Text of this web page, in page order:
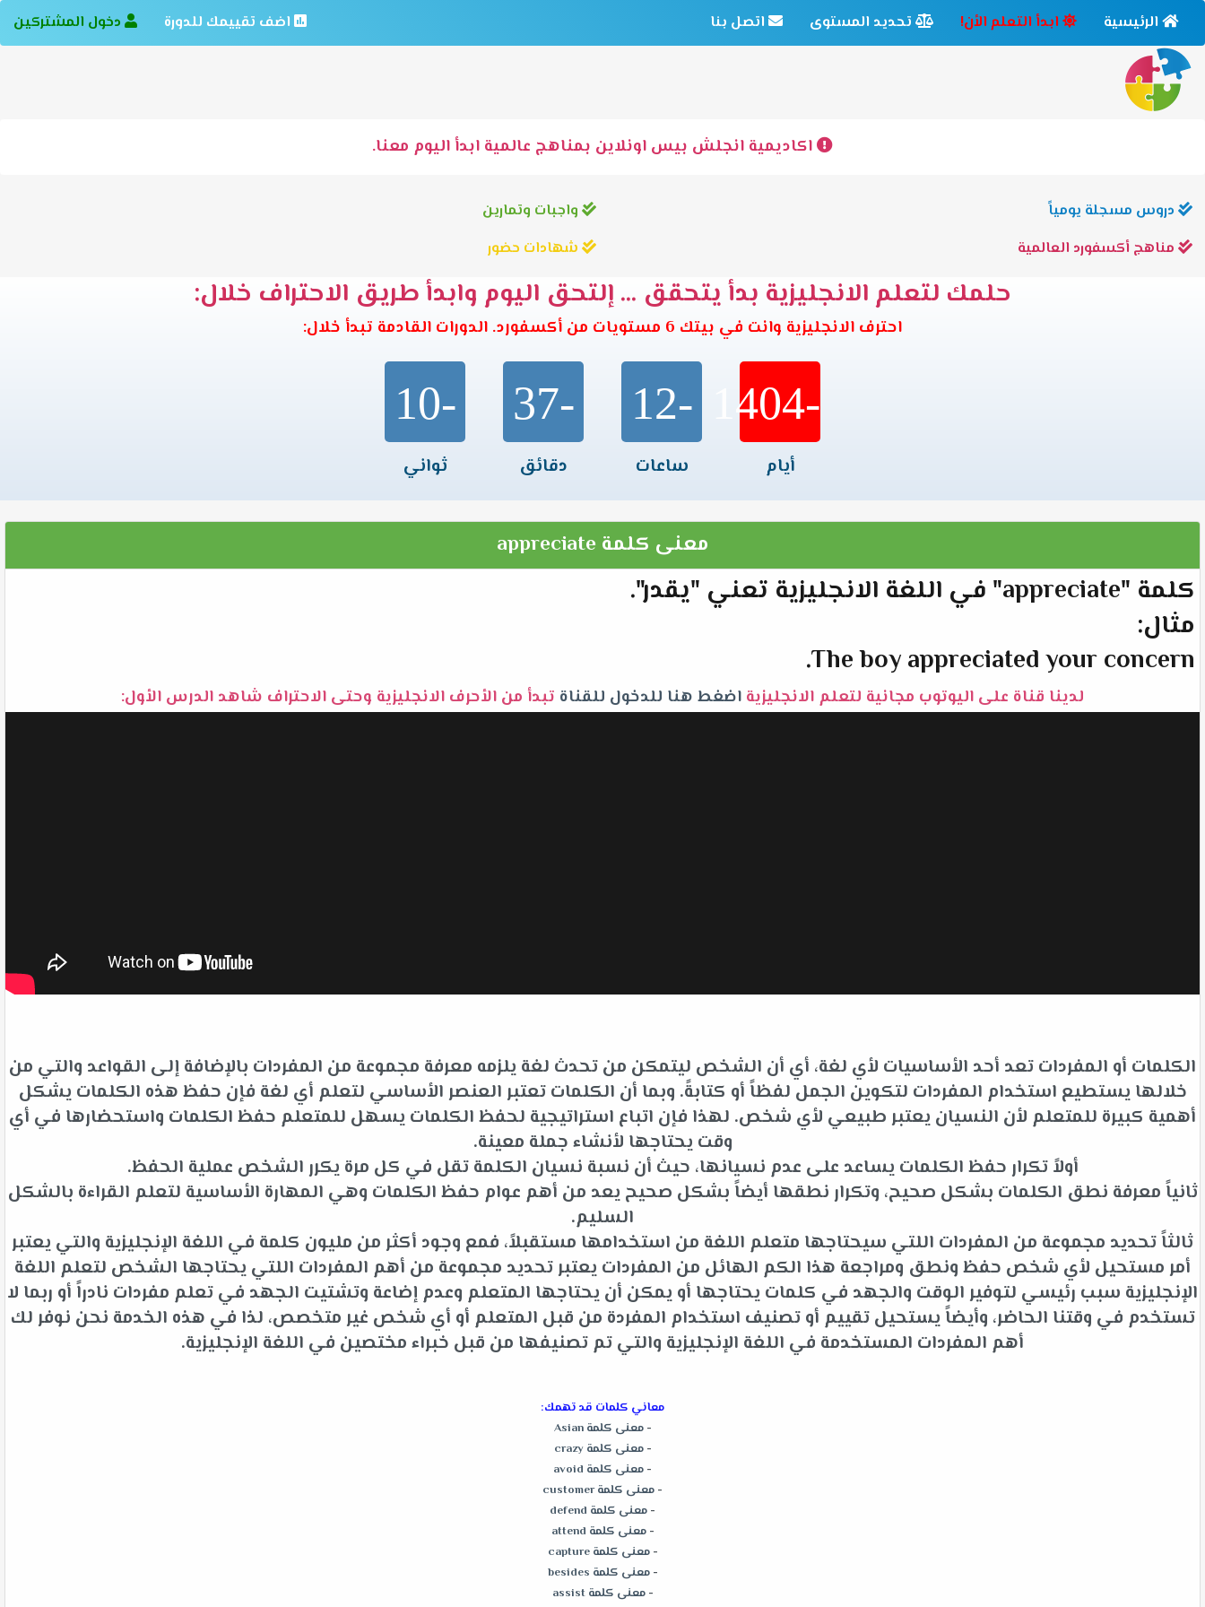
الرئيسية ابدأ التعلم الأن! تحديد المستوى اتصل بنا اضف تقييمك للدورة دخول المشتركين
اكاديمية انجلش بيس اونلاين بمناهج عالمية ابدأ اليوم معنا.
دروس مسجلة يومياً
واجبات وتمارين
مناهج أكسفورد العالمية
شهادات حضور
حلمك لتعلم الانجليزية بدأ يتحقق ... إلتحق اليوم وابدأ طريق الاحتراف خلال:
احترف الانجليزية وانت في بيتك 6 مستويات من أكسفورد. الدورات القادمة تبدأ خلال:
-1404
أيام
-12
ساعات
-37
دقائق
-10
ثواني
معنى كلمة appreciate
كلمة "appreciate" في اللغة الانجليزية تعني "يقدر".
مثال:
The boy appreciated your concern.
لدينا قناة على اليوتوب مجانية لتعلم الانجليزيةاضغط هنا للدخول للقناة تبدأ من الأحرف الانجليزية وحتى الاحتراف شاهد الدرس الأول:
الكلمات أو المفردات تعد أحد الأساسيات لأي لغة، أي أن الشخص ليتمكن من تحدث لغة يلزمه معرفة مجموعة من المفردات بالإضافة إلى القواعد والتي من
خلالها يستطيع استخدام المفردات لتكوين الجمل لفظاً أو كتابةً. وبما أن الكلمات تعتبر العنصر الأساسي لتعلم أي لغة فإن حفظ هذه الكلمات يشكل
أهمية كبيرة للمتعلم لأن النسيان يعتبر طبيعي لأي شخص. لهذا فإن اتباع استراتيجية لحفظ الكلمات يسهل للمتعلم حفظ الكلمات واستحضارها في أي
وقت يحتاجها لأنشاء جملة معينة.
أولاً تكرار حفظ الكلمات يساعد على عدم نسيانها، حيث أن نسبة نسيان الكلمة تقل في كل مرة يكرر الشخص عملية الحفظ.
ثانياً معرفة نطق الكلمات بشكل صحيح، وتكرار نطقها أيضاً بشكل صحيح يعد من أهم عوام حفظ الكلمات وهي المهارة الأساسية لتعلم القراءة بالشكل
السليم.
ثالثاً تحديد مجموعة من المفردات اللتي سيحتاجها متعلم اللغة من استخدامها مستقبلاً، فمع وجود أكثر من مليون كلمة في اللغة الإنجليزية والتي يعتبر
أمر مستحيل لأي شخص حفظ ونطق ومراجعة هذا الكم الهائل من المفردات يعتبر تحديد مجموعة من أهم المفردات اللتي يحتاجها الشخص لتعلم اللغة
الإنجليزية سبب رئيسي لتوفير الوقت والجهد في كلمات يحتاجها أو يمكن أن يحتاجها المتعلم وعدم إضاعة وتشتيت الجهد في تعلم مفردات نادراً أو ربما لا
تستخدم في وقتنا الحاضر، وأيضاً يستحيل تقييم أو تصنيف استخدام المفردة من قبل المتعلم أو أي شخص غير متخصص، لذا في هذه الخدمة نحن نوفر لك
أهم المفردات المستخدمة في اللغة الإنجليزية والتي تم تصنيفها من قبل خبراء مختصين في اللغة الإنجليزية.
معاني كلمات قد تهمك:
-معنى كلمة Asian
-معنى كلمة crazy
- معنى كلمة avoid
- معنى كلمة customer
- معنى كلمة defend
-معنى كلمة attend
-معنى كلمة capture
-معنى كلمة besides
-معنى كلمة assist